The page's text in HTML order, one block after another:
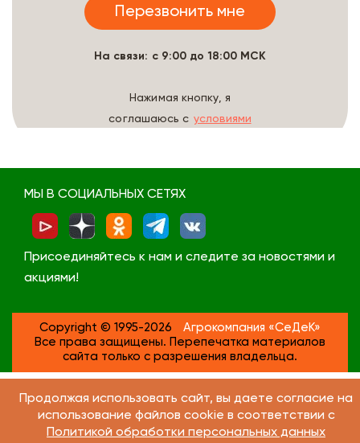
На связи: с 9:00 до 18:00 МСК
Нажимая кнопку, я
соглашаюсь с условиями
МЫ В СОЦИАЛЬНЫХ СЕТЯХ
Присоединяйтесь к нам и следите за новостями и
акциями!
Copyright © 1995-2026
Агрокомпания «СеДеК»
Все права защищены. Перепечатка материалов
сайта только с разрешения владельца.
Продолжая использовать сайт, вы даете согласие на
использование файлов cookie в соответствии с
Политикой обработки персональных данных